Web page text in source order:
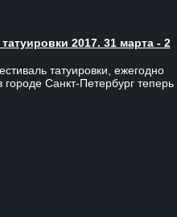
2017. 31 марта - 2
татуировки, ежегодно
Санкт-Петербург теперь